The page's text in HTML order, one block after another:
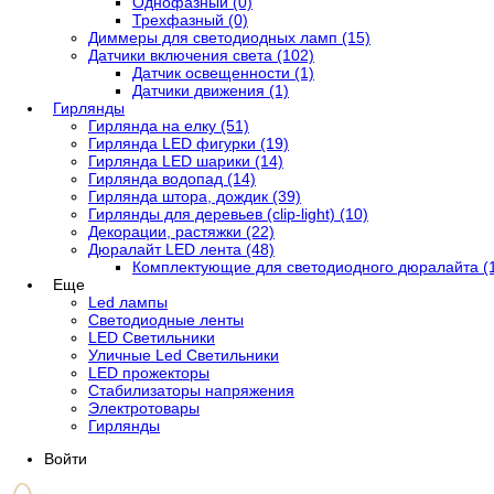
Трехфазный (0)
Диммеры для светодиодных ламп (15)
Датчики включения света (102)
Датчик освещенности (1)
Датчики движения (1)
Гирлянды
Гирлянда на елку (51)
Гирлянда LED фигурки (19)
Гирлянда LED шарики (14)
Гирлянда водопад (14)
Гирлянда штора, дождик (39)
Гирлянды для деревьев (clip-light) (10)
Декорации, растяжки (22)
Дюралайт LED лента (48)
Комплектующие для светодиодного дюралайта
Еще
Led лампы
Светодиодные ленты
LED Светильники
Уличные Led Светильники
LED прожекторы
Стабилизаторы напряжения
Электротовары
Гирлянды
Войти